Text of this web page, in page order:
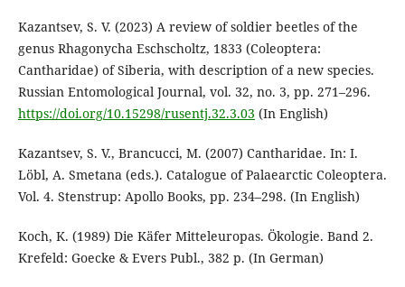
Kazantsev, S. V. (2023) A review of soldier beetles of the
genus Rhagonycha Eschscholtz, 1833 (Coleoptera:
Cantharidae) of Siberia, with description of a new species.
Russian Entomological Journal, vol. 32, no. 3, pp. 271–296.
https://doi.org/10.15298/rusentj.32.3.03 (In English)
Kazantsev, S. V., Brancucci, M. (2007) Cantharidae. In: I.
Löbl, A. Smetana (eds.). Catalogue of Palaearctic Coleoptera.
Vol. 4. Stenstrup: Apollo Books, pp. 234–298. (In English)
Koch, K. (1989) Die Käfer Mitteleuropas. Ökologie. Band 2.
Krefeld: Goecke & Evers Publ., 382 p. (In German)